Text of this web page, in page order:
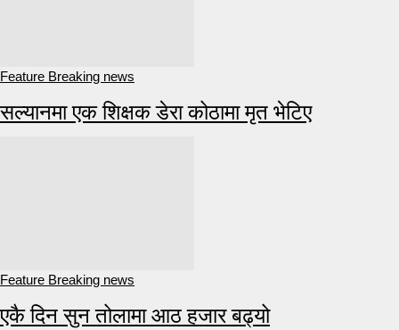
Feature Breaking news
सल्यानमा एक शिक्षक डेरा कोठामा मृत भेटिए
Feature Breaking news
एकै दिन सुन तोलामा आठ हजार बढ्यो